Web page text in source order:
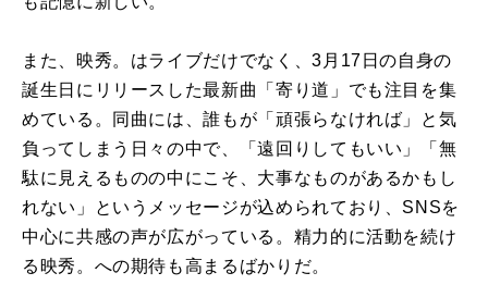
また、映秀。はライブだけでなく、3月17日の自身の
誕生日にリリースした最新曲「寄り道」でも注目を集
めている。同曲には、誰もが「頑張らなければ」と気
負ってしまう日々の中で、「遠回りしてもいい」「無
駄に見えるものの中にこそ、大事なものがあるかもし
れない」というメッセージが込められており、SNSを
中心に共感の声が広がっている。精力的に活動を続け
る映秀。への期待も高まるばかりだ。